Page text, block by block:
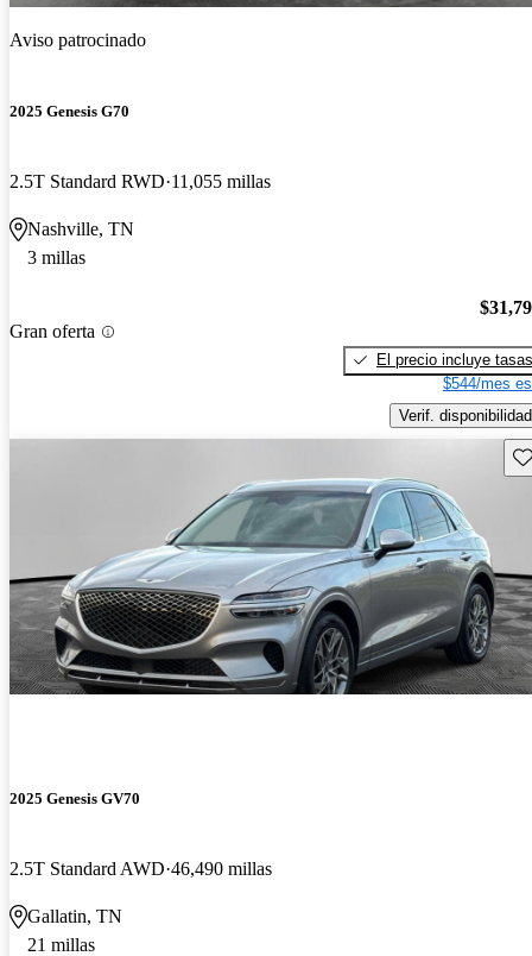
Aviso patrocinado
2025 Genesis G70
2.5T Standard RWD 11,055 millas
Nashville, TN
3 millas
Gran oferta
El precio incluye tasas
$544/mes
Verif. disponibilidad
2025 Genesis GV70
2.5T Standard AWD 46,490 millas
Gallatin, TN
21 millas